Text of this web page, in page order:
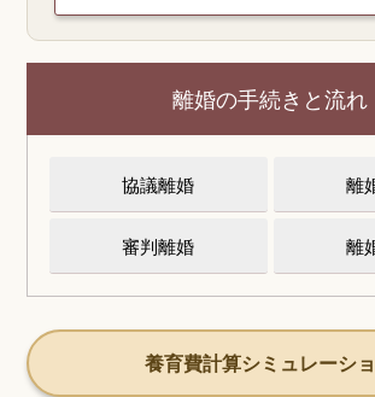
離婚の手続きと流れ
協議離婚 離
審判離婚 離
養育費計算シミュレーシ